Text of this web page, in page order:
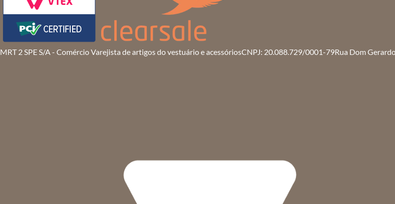
MRT 2 SPE S/A - Comércio Varejista de artigos do vestuário e acessóriosCNPJ: 20.088.729/0001-79Rua Dom